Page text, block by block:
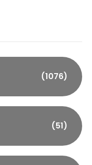
(1076)
(51)